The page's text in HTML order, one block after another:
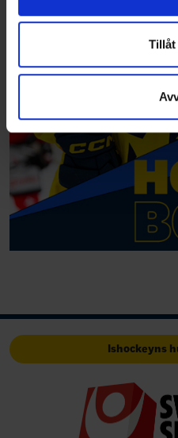
annons- och analysföretag
Dessa kan i sin tur
information som du har
samlat in när du har använt
Tillåt
Ishockeyns